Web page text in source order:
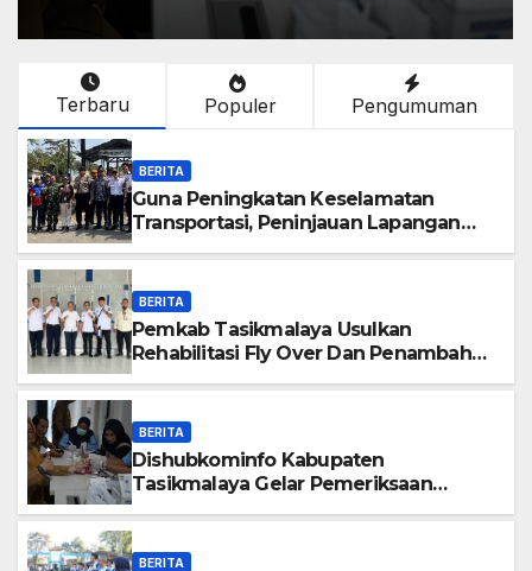
Terbaru Populer Pengumuman
BERITA
Guna Peningkatan Keselamatan
Transportasi, Peninjauan Lapangan
BERITA
Pemkab Tasikmalaya Usulkan
Rehabilitasi Fly Over Dan Penambahan
BERITA
Dishubkominfo Kabupaten
Tasikmalaya Gelar Pemeriksaan
BERITA